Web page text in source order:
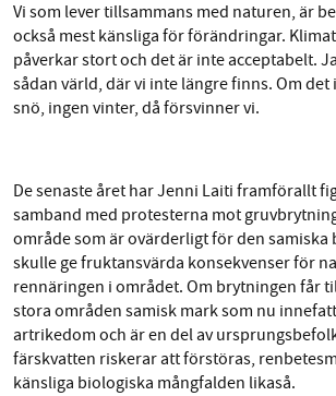
Vi som lever tillsammans med naturen, är
också mest känsliga för förändringar.
påverkar stort och det är inte acceptabelt.
sådan värld, där vi inte längre finns. Om
snö, ingen vinter, då försvinner vi.
De senaste året har Jenni Laiti framförallt
samband med protesterna mot
område som är ovärderligt för den samiska
skulle ge fruktansvärda konsekvenser för
rennäringen i området. Om brytningen får
stora områden samisk mark som nu
artrikedom och är en del av
färskvatten riskerar att förstöras,
känsliga biologiska mångfalden likaså.